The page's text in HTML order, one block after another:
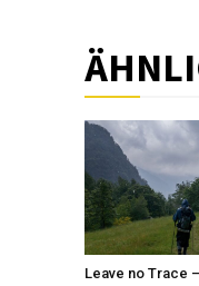
Leave no Trace